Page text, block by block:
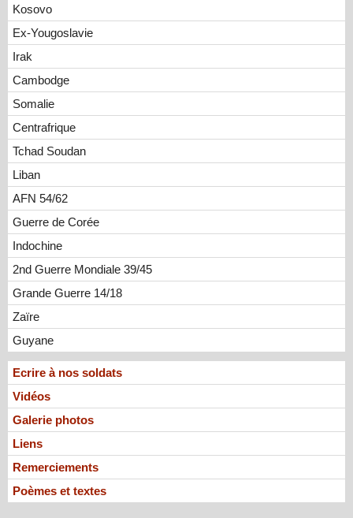
Kosovo
Ex-Yougoslavie
Irak
Cambodge
Somalie
Centrafrique
Tchad Soudan
Liban
AFN 54/62
Guerre de Corée
Indochine
2nd Guerre Mondiale 39/45
Grande Guerre 14/18
Zaïre
Guyane
Ecrire à nos soldats
Vidéos
Galerie photos
Liens
Remerciements
Poèmes et textes